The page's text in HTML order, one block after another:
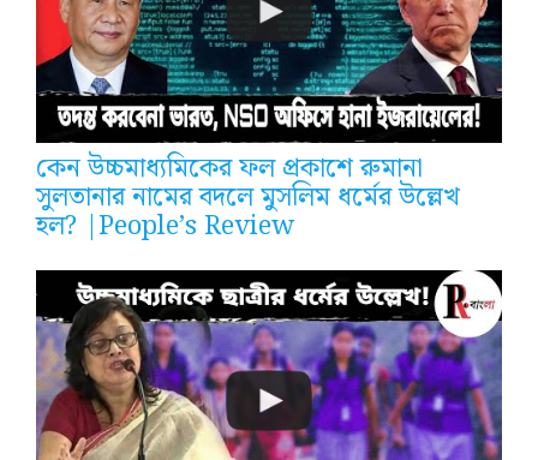
কেন উচ্চমাধ্যমিকের ফল প্রকাশে রুমানা
সুলতানার নামের বদলে মুসলিম ধর্মের উল্লেখ
হল? |People’s Review